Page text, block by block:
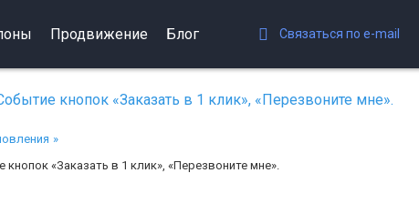
Продвижение Блог Связаться по e-mail
кнопок «Заказать в 1 клик», «Перезвоните мне».
«Заказать в 1 клик», «Перезвоните мне».